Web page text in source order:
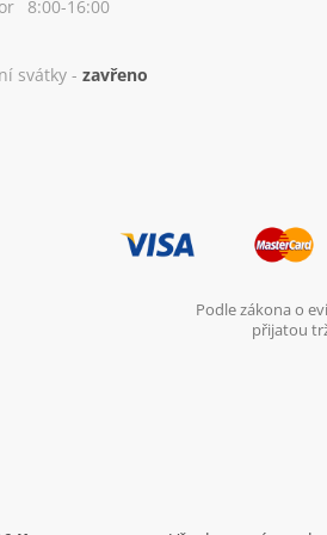
8:00-16:00
svátky - zavřeno
Podle zákona o
přijatou